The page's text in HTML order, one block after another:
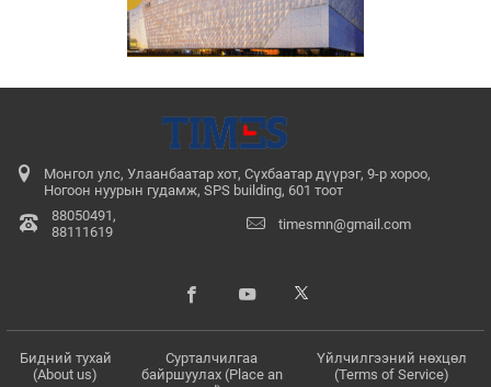
Монгол улс, Улаанбаатар хот, Сүхбаатар дүүрэг, 9-р хороо,
Ногоон нуурын гудамж, SPS building, 601 тоот
88050491,
88111619
timesmn@gmail.com
Бидний тухай
(About us)
Сурталчилгаа
байршуулах (Place an
Үйлчилгээний нөхцөл
(Terms of Service)